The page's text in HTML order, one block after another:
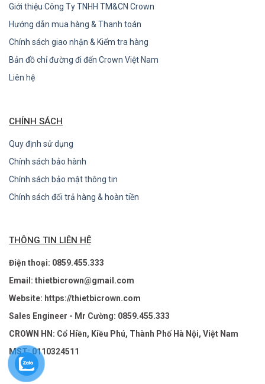
Giới thiệu Công Ty TNHH TM&CN Crown
Hướng dẫn mua hàng & Thanh toán
Chính sách giao nhận & Kiểm tra hàng
Bản đồ chỉ đường đi đến Crown Việt Nam
Liên hệ
CHÍNH SÁCH
Quy định sử dụng
Chính sách bảo hành
Chính sách bảo mật thông tin
Chính sách đổi trả hàng & hoàn tiền
THÔNG TIN LIÊN HỆ
Điện thoại: 0859.455.333
Email: thietbicrown@gmail.com
Website: https://thietbicrown.com
Sales Engineer - Mr Cường: 0859.455.333
CROWN HN: Cổ Hiền, Kiều Phú, Thành Phố Hà Nội, Việt Nam
MST: 0110324511